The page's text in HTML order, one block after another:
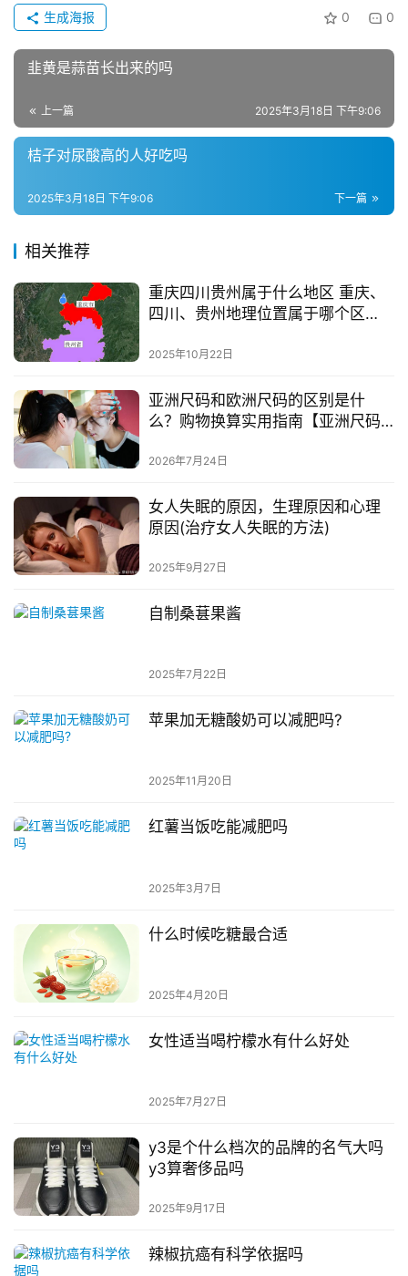
0 0
生成海报
韭黄是蒜苗长出来的吗
上一篇 2025年3月18日 下午9:06
桔子对尿酸高的人好吃吗
下一篇
2025年3月18日 下午9:06
相关推荐
重庆四川贵州属于什么地区 重庆、
四川、贵州地理位置属于哪个区
2025年10月22日
亚洲尺码和欧洲尺码的区别是什
么？购物换算实用指南【亚洲尺码
2026年7月24日
女人失眠的原因，生理原因和心理
原因(治疗女人失眠的方法)
2025年9月27日
自制桑葚果酱
2025年7月22日
苹果加无糖酸奶可以减肥吗?
2025年11月20日
红薯当饭吃能减肥吗
2025年3月7日
什么时候吃糖最合适
2025年4月20日
女性适当喝柠檬水有什么好处
2025年7月27日
y3是个什么档次的品牌的名气大吗
y3算奢侈品吗
2025年9月17日
辣椒抗癌有科学依据吗